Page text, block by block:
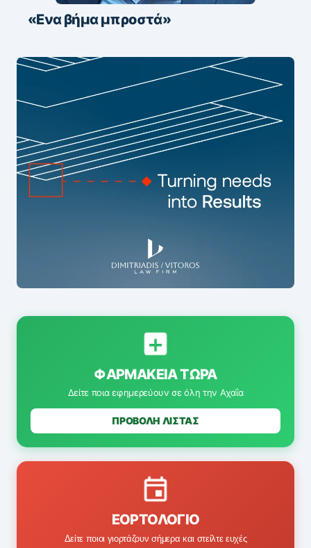
«Ενα βήμα μπροστά»
ΦΑΡΜΑΚΕΊΑ ΤΏΡΑ
Δείτε ποια εφημερεύουν σε όλη την Αχαΐα
ΠΡΟΒΟΛΗ ΛΙΣΤΑΣ
ΕΟΡΤΟΛΌΓΙΟ
Δείτε ποιοι γιορτάζουν σήμερα και στείλτε ευχές